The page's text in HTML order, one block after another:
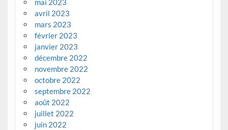
mai 2023
avril 2023
mars 2023
février 2023
janvier 2023
décembre 2022
novembre 2022
octobre 2022
septembre 2022
août 2022
juillet 2022
juin 2022